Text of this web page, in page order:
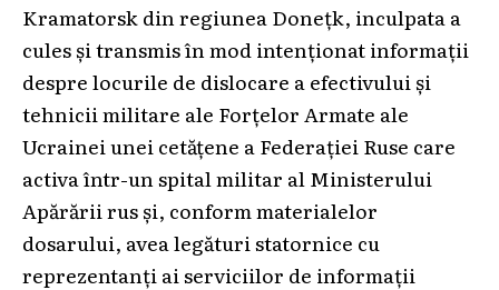
Kramatorsk din regiunea Donețk, inculpata a
cules și transmis în mod intenționat informații
despre locurile de dislocare a efectivului și
tehnicii militare ale Forțelor Armate ale
Ucrainei unei cetățene a Federației Ruse care
activa într-un spital militar al Ministerului
Apărării rus și, conform materialelor
dosarului, avea legături statornice cu
reprezentanți ai serviciilor de informații